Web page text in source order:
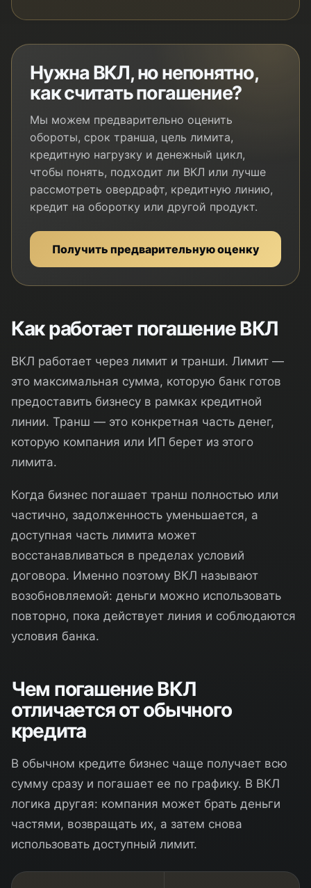
Нужна ВКЛ, но непонятно,
как считать погашение?
Мы можем предварительно оценить
обороты, срок транша, цель лимита,
кредитную нагрузку и денежный цикл,
чтобы понять, подходит ли ВКЛ или лучше
рассмотреть овердрафт, кредитную линию,
кредит на оборотку или другой продукт.
Получить предварительную оценку
Как работает погашение ВКЛ
ВКЛ работает через лимит и транши. Лимит —
это максимальная сумма, которую банк готов
предоставить бизнесу в рамках кредитной
линии. Транш — это конкретная часть денег,
которую компания или ИП берет из этого
лимита.
Когда бизнес погашает транш полностью или
частично, задолженность уменьшается, а
доступная часть лимита может
восстанавливаться в пределах условий
договора. Именно поэтому ВКЛ называют
возобновляемой: деньги можно использовать
повторно, пока действует линия и соблюдаются
условия банка.
Чем погашение ВКЛ
отличается от обычного
кредита
В обычном кредите бизнес чаще получает всю
сумму сразу и погашает ее по графику. В ВКЛ
логика другая: компания может брать деньги
частями, возвращать их, а затем снова
использовать доступный лимит.